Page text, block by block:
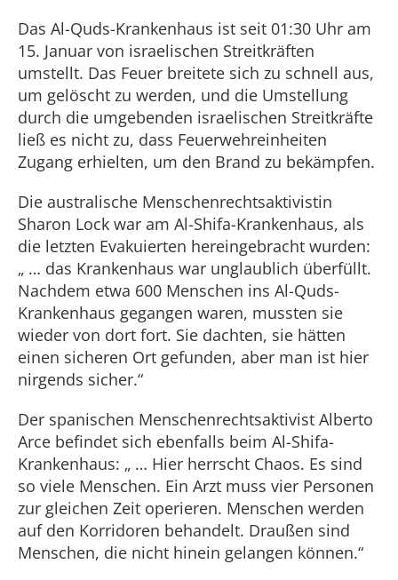
Das Al-Quds-Krankenhaus ist seit 01:30 Uhr am
15. Januar von israelischen Streitkräften
umstellt. Das Feuer breitete sich zu schnell aus,
um gelöscht zu werden, und die Umstellung
durch die umgebenden israelischen Streitkräfte
ließ es nicht zu, dass Feuerwehreinheiten
Zugang erhielten, um den Brand zu bekämpfen.
Die australische Menschenrechtsaktivistin
Sharon Lock war am Al-Shifa-Krankenhaus, als
die letzten Evakuierten hereingebracht wurden:
„ … das Krankenhaus war unglaublich überfüllt.
Nachdem etwa 600 Menschen ins Al-Quds-
Krankenhaus gegangen waren, mussten sie
wieder von dort fort. Sie dachten, sie hätten
einen sicheren Ort gefunden, aber man ist hier
nirgends sicher.“
Der spanischen Menschenrechtsaktivist Alberto
Arce befindet sich ebenfalls beim Al-Shifa-
Krankenhaus: „ … Hier herrscht Chaos. Es sind
so viele Menschen. Ein Arzt muss vier Personen
zur gleichen Zeit operieren. Menschen werden
auf den Korridoren behandelt. Draußen sind
Menschen, die nicht hinein gelangen können.“